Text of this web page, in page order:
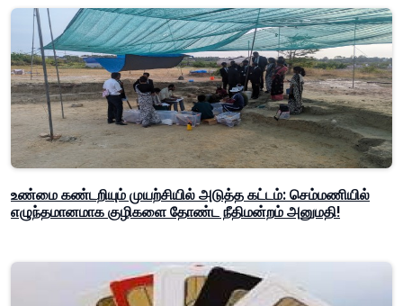
உண்மை கண்டறியும் முயற்சியில் அடுத்த கட்டம்: செம்மணியில்
எழுந்தமானமாக குழிகளை தோண்ட நீதிமன்றம் அனுமதி!